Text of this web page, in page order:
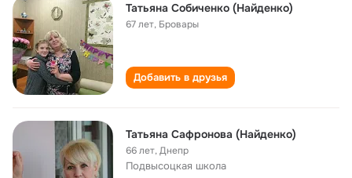
Татьяна Собиченко (Найденко)
67 лет, Бровары
Добавить в друзья
Татьяна Сафронова (Найденко)
66 лет,Днепр
Подвысоцкая школа